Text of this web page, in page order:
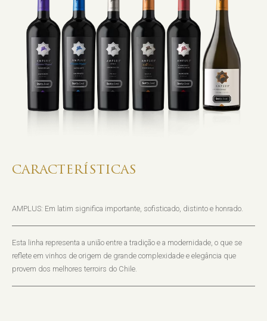
CARACTERÍSTICAS
AMPLUS: Em latim significa importante, sofisticado, distinto e honrado.
Esta linha representa a união entre a tradição e a modernidade, o que se
reflete em vinhos de origem de grande complexidade e elegância que
provem dos melhores terroirs do Chile.